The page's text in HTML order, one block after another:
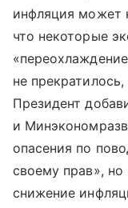
инфляция может
что некоторые
не
Президент
и
опасения по
своему прав», но
снижение